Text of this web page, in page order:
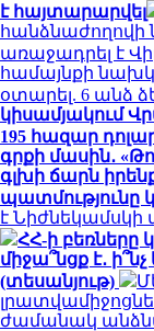
է հայտարարվել
առաջադրել է
համայնքի
օտարել. 6 անձ
կիսամյակում
195 հազար
գրքի մասին․
գլխի ճարն
պատմությունը
է
ՀՀ-ի բեռները
միջա՞նցք է․
(տեսանյութ)
ժամանակ